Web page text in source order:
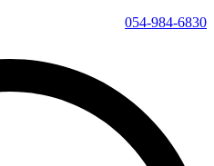
054-984-6830